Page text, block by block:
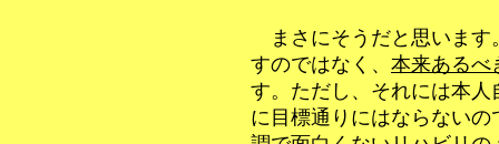
まさにそうだと思います
すのではなく、 本来あるべ
す。ただし、それには本
に目標通りにはならない